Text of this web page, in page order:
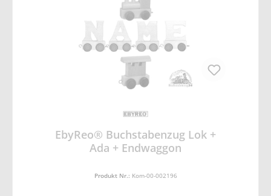
EbyReo® Buchstabenzug Lok +
Ada + Endwaggon
Produkt Nr.: Kom-00-002196